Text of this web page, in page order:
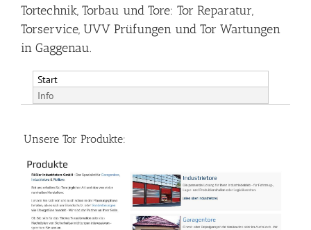
Tortechnik, Torbau und Tore: Tor Reparatur,
Torservice, UVV Prüfungen und Tor Wartungen
in Gaggenau.
Start
Info
Unsere Tor Produkte: